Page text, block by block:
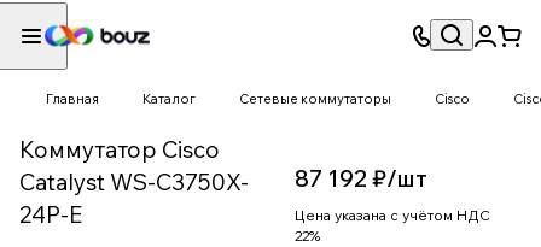
Главная Каталог Сетевые коммутаторы Cisco
Коммутатор Cisco
Catalyst WS-C3750X-
24P-E
87 192 ₽/шт
Цена указана с учётом НДС
22%